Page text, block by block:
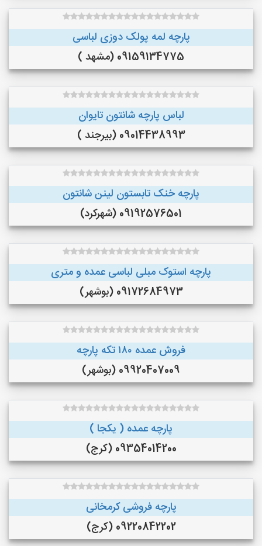
پارچه لمه پولک دوزی لباسی
09159134775 (مشهد )
لباس پارچه شانتون تایوان
09014438993 (بیرجند )
پارچه خنک تابستون لینن شانتون
09192576501 (شهرکرد)
پارچه استوک مبلی لباسی عمده و متری
09172684973 (بوشهر)
فروش عمده ۱۸۰ تکه پارچه
09920407009 (بوشهر)
پارچه عمده ( یکجا )
09354014200 (کرج)
پارچه فروشی کرمخانی
09220842202 (کرج)